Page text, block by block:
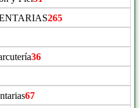
265
36
67